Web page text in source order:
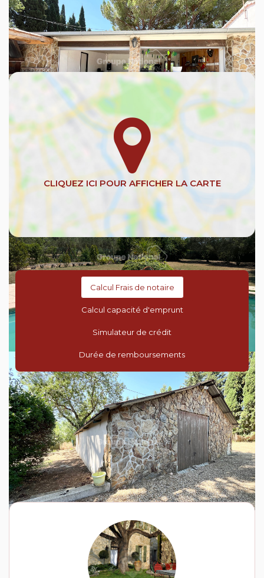
Découvrez votre futur quartier
Avec votre expert BAUBAUT Immobilier & Assurances
Calcul Frais de notaire
Calcul capacité d'emprunt
Simulateur de crédit
Durée de remboursements